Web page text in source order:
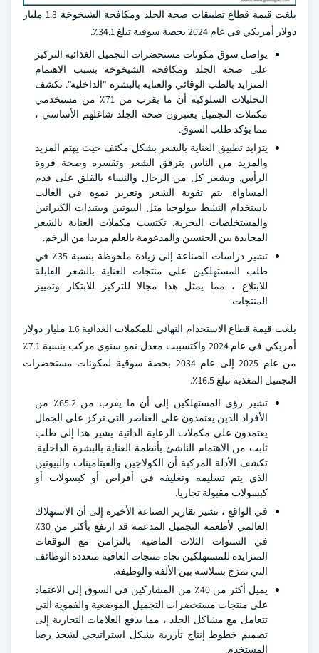
بلغت قيمة قطاع تطبيقات صحة الجلد ومكافحة الشيخوخة 1.3 مليار
دولار أمريكي في عام 2024 بحصة سوقية تبلغ 34.1٪.
يواصل سوق مكونات مستحضرات التجميل الغذائية التركيز
على صحة الجلد ومكافحة الشيخوخة بسبب الاهتمام
المتزايد بالطب الوقائي والعناية بالبشرة "الداخلية". تكشف
التحليلات السلوكية أن ما يقرب من 71٪ من مستخدمي
مكملات التجميل يعتبرون صحة الجلد شاغلهم الأساسي ،
مما يؤكد طلب السوق.
يتزايد تطبيق العناية بالشعر بشكل مكثف حيث يهتم المزيد
والمزيد من الناس بترقق الشعر وتقسره وصحة فروة
الرأس. ويشعر كل من الرجال والنساء بالقلق على قدم
المساواة. يتم تقوية الشعر وتعزيز نموه في الغالب
باستخدام النشط بيولوجيا مثل البيوتين وببتيدات الكيراتين
والمستخلصات البحرية. تكتسب مكملات العناية بالشعر
المحايدة بين الجنسين والمدعومة بالعلم مزيدا من الزخم.
تشير دراسات الصناعة إلى زيادة ملحوظة بنسبة 35٪ في
طلب المستهلكين على منتجات العناية بالشعر القابلة
للابتلاع ، مما يمثل هذا مجالا للتركيز للابتكار وتمييز
المنتجات.
بلغت قيمة قطاع الاستخدام النهائي للمكملات الغذائية 1.6 مليار دولار
أمريكي في عام 2024 واكتسببت معدل نمو سنوي مركب بنسبة 7.1٪
من عام 2025 إلى عام 2034 بحصة سوقية لمكونات مستحضرات
التجميل المغذية تبلغ 16.5٪.
تشير رؤى المستهلكين إلى أن ما يقرب من 65.2٪ من
الأفراد الذين يعتمدون على العناصر التي تركز على الجمال
يعتمدون على مكملات الرعاية الذاتية. يشير هذا إلى طلب
ثابت من الاهتمام الناشئ بأنظمة العناية بالبشرة الداخلية.
تكشف الأدلة المركبة أن الكولاجين والفيتامينات والبيوتين
الذي يتم تسليمه وتغليفه في أقراص أو كبسولات أو
كبسولات مقبولة تجاريا.
في الواقع ، تشير تقارير الصناعة الأخيرة إلى أن الاستهلاك
العالمي لأطعمة التجميل المدعمة قد ارتفع بأكثر من 30٪
في السنوات الثلاث الماضية. بالتزامن مع التوقعات
المتزايدة للمستهلكين تجاه منتجات العافية متعددة الوظائف
التي تمزج بسلاسة بين الألفة والوظيفة.
يميل أكثر من 40٪ من المشاركين في السوق إلى الاعتماد
على منتجات مستحضرات التجميل الموضعية والفموية التي
تتعامل مع مشاكل الجلد ، مما يدفع العلامات التجارية إلى
تصميم خطوط إنتاج تآزرية بشكل استراتيجي لشحذ رضا
المستخدم.